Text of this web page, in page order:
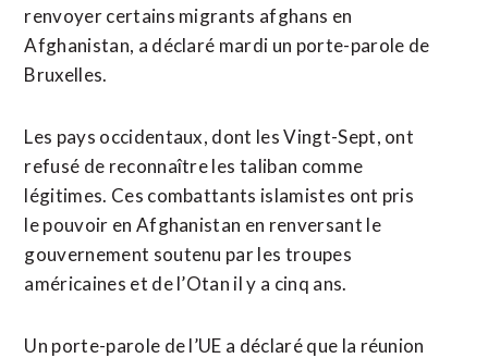
renvoyer certains migrants afghans en
Afghanistan, a déclaré mardi un porte-parole de
Bruxelles.
Les ​pays ‌occidentaux, dont les Vingt-Sept, ont
refusé ​de reconnaître les ⁠taliban comme
légitimes. Ces combattants islamistes ont pris
‌le pouvoir en ‌Afghanistan en renversant le
gouvernement soutenu par les troupes
américaines et de l’Otan il y a cinq ans.
Un porte-parole de l’UE ​a déclaré que la réunion